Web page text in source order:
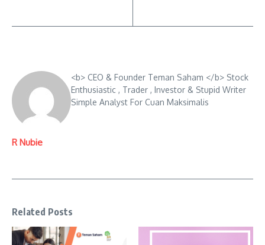
R Nubie
<b> CEO & Founder Teman Saham </b> Stock
Enthusiastic , Trader , Investor & Stupid Writer
Simple Analyst For Cuan Maksimalis
Related Posts